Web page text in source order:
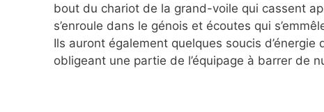
bout du chariot de la grand-voile qui cassent
s’enroule dans le génois et écoutes qui
Ils auront également quelques soucis
obligeant une partie de l’équipage à barrer de